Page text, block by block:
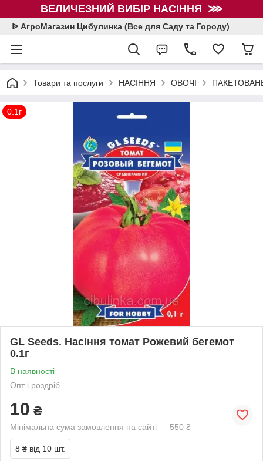
ВЕЛИЧЕЗНИЙ ВИБІР НАСІННЯ ⋙
ᐉ АгроМагазин Цибулинка (Все для Саду та Городу)
Товари та послуги НАСІННЯ ОВОЧІ
0.1г
GL Seeds. Насіння томат Рожевий бегемот
0.1г
В наявності
Опт і роздріб
10 ₴
Мінімальна сума замовлення на сайті — 550 ₴
8 ₴ від 10 шт.